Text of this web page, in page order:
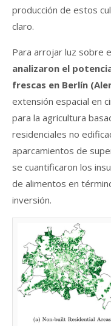
producción de estos
claro.
Para arrojar luz sobre
analizaron el
frescas en Berlín
extensión espacial en
para la agricultura
residenciales no
aparcamientos de
se cuantificaron los
de alimentos en
inversión.